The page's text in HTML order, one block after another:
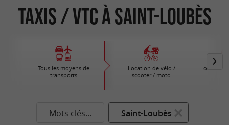
Taxis / VTC à Saint-Loubès
Tous les moyens de
transports
Location de vélo /
scooter / moto
Location
Mots clés... Saint-Loubès